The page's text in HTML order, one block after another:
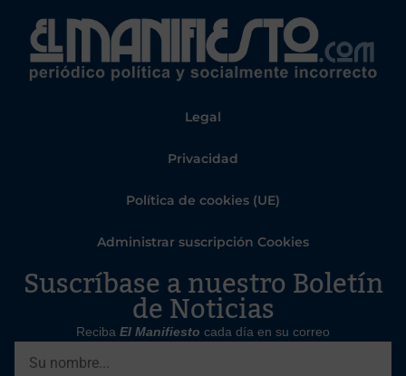
Legal
Privacidad
Política de cookies (UE)
Administrar suscripción Cookies
Suscríbase a nuestro Boletín
de Noticias
Reciba El Manifiesto cada día en su correo